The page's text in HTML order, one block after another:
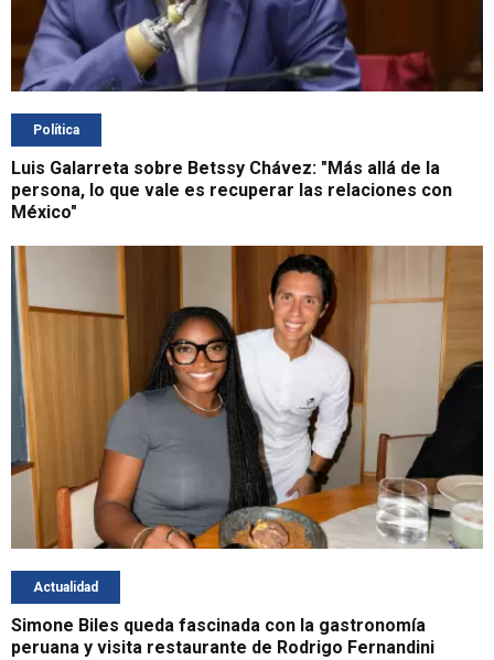
Política
Luis Galarreta sobre Betssy Chávez: "Más allá de la
persona, lo que vale es recuperar las relaciones con
México"
Actualidad
Simone Biles queda fascinada con la gastronomía
peruana y visita restaurante de Rodrigo Fernandini